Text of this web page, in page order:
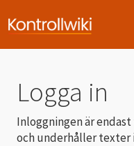
Logga in
Inloggningen är
och underhåller texter